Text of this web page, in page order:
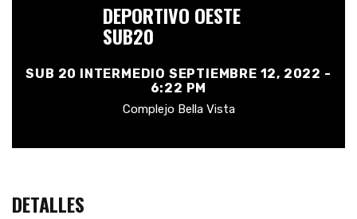
DEPORTIVO OESTE
SUB20
SUB 20 INTERMEDIO SEPTIEMBRE 12, 2022 -
6:22 PM
Complejo Bella Vista
DETALLES